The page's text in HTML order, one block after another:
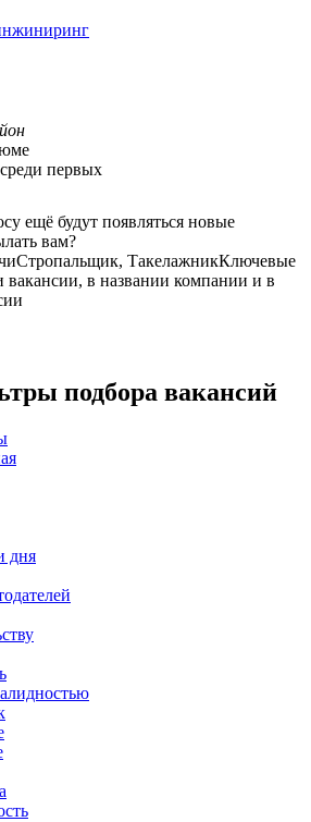
первых
ещё будут появляться новые
вам?
Стропальщик, ТакелажникКлючевые
вакансии, в названии компании и в
подбора вакансий
дня